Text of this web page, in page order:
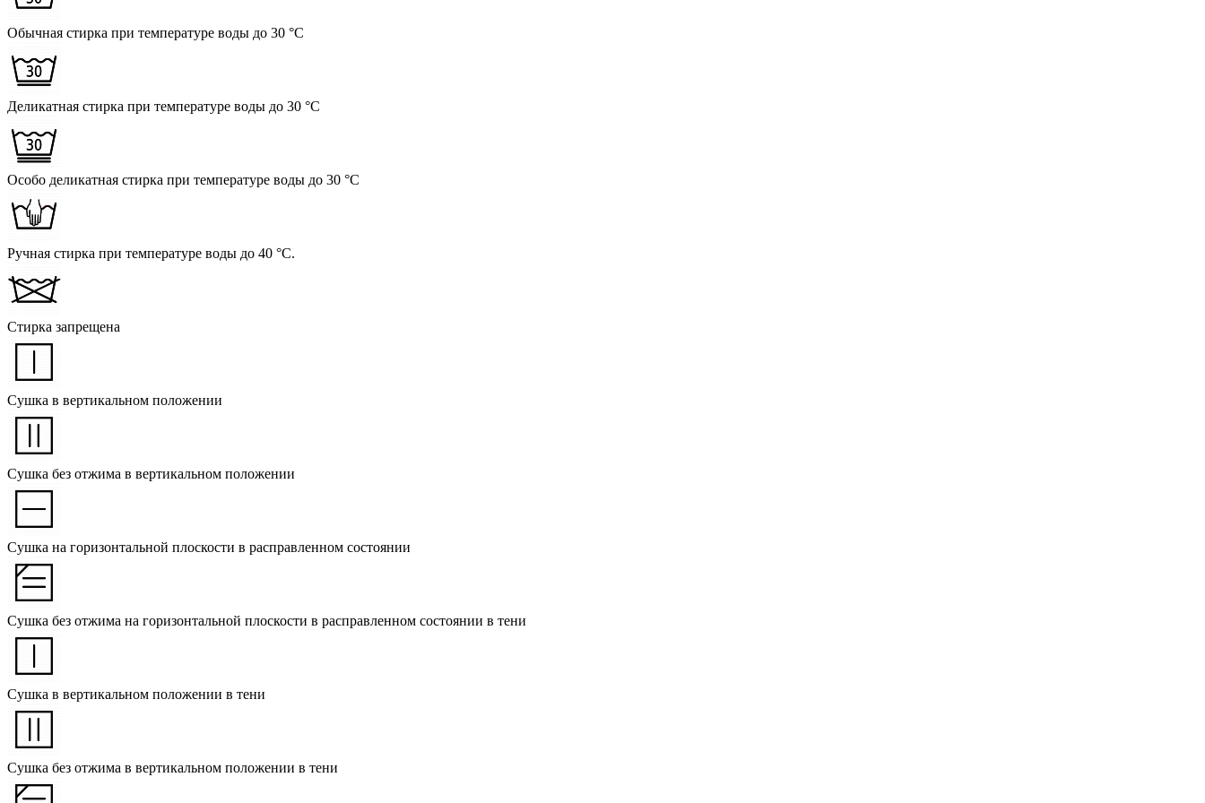
Обычная стирка при температуре воды до 30 °C
Деликатная стирка при температуре воды до 30 °C
Особо деликатная стирка при температуре воды до 30 °C
Ручная стирка при температуре воды до 40 °C.
Стирка запрещена
Сушка в вертикальном положении
Сушка без отжима в вертикальном положении
Сушка на горизонтальной плоскости в расправленном состоянии
Сушка без отжима на горизонтальной плоскости в расправленном состоянии в тени
Сушка в вертикальном положении в тени
Сушка без отжима в вертикальном положении в тени